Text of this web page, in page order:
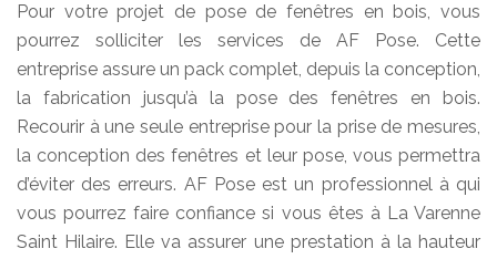
Pour votre projet de pose de fenêtres en bois, vous
pourrez solliciter les services de AF Pose. Cette
entreprise assure un pack complet, depuis la conception,
la fabrication jusqu’à la pose des fenêtres en bois.
Recourir à une seule entreprise pour la prise de mesures,
la conception des fenêtres et leur pose, vous permettra
d’éviter des erreurs. AF Pose est un professionnel à qui
vous pourrez faire confiance si vous êtes à La Varenne
Saint Hilaire. Elle va assurer une prestation à la hauteur